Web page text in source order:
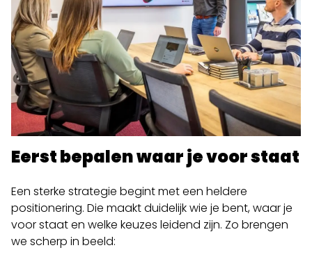
Eerst bepalen waar je voor staat
Een sterke strategie begint met een heldere
positionering. Die maakt duidelijk wie je bent, waar je
voor staat en welke keuzes leidend zijn. Zo brengen
we scherp in beeld: